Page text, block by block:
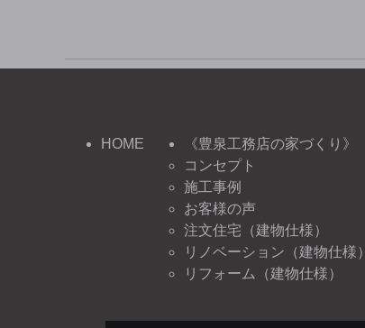
HOME
《豊泉工務店の家づくり》
コンセプト
施工事例
お客様の声
注文住宅（建物仕様）
リノベーション（建物仕様）
リフォーム（建物仕様）